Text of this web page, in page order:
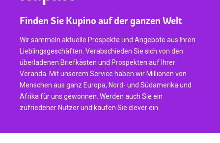
Finden Sie Kupino auf der ganzen Welt
Wir sammeln aktuelle Prospekte und Angebote aus Ihren
Lieblingsgeschäften. Verabschieden Sie sich von den
überladenen Briefkästen und Prospekten auf Ihrer
Veranda. Mit unserem Service haben wir Millionen von
Menschen aus ganz Europa, Nord- und Südamerika und
Afrika für uns gewonnen. Werden auch Sie ein
zufriedener Nutzer und kaufen Sie clever ein.